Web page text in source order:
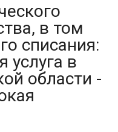
в том
списания:
услуга в
области -